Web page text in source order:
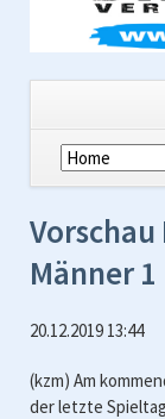
Navigation
überspringen
Männer 1
20.12.2019 13:44
(kzm) Am
der letzte